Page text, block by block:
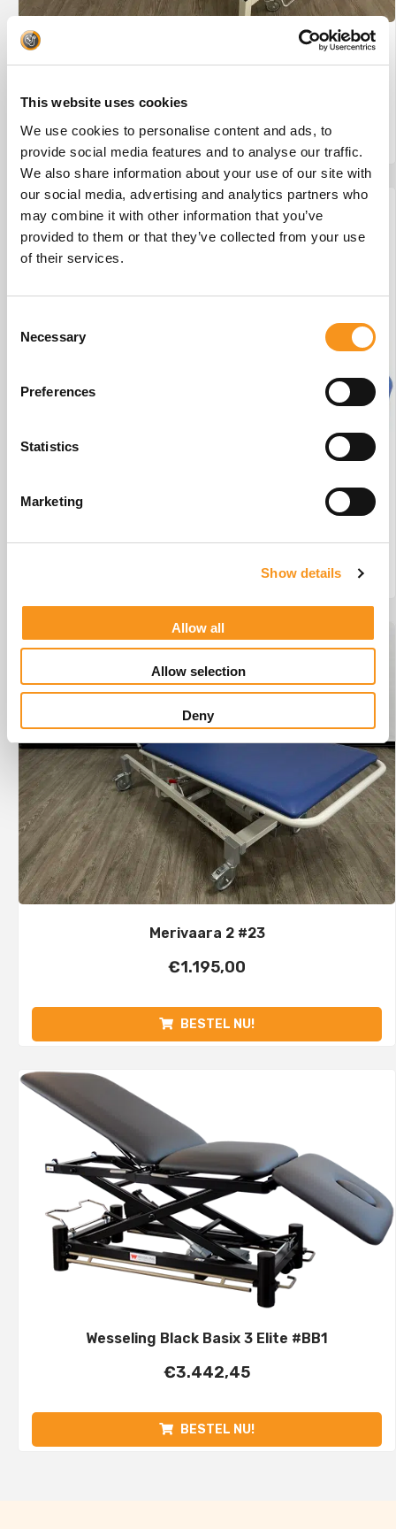
This website uses cookies
We use cookies to personalise content and ads, to
provide social media features and to analyse our traffic.
We also share information about your use of our site with
our social media, advertising and analytics partners who
may combine it with other information that you’ve
provided to them or that they’ve collected from your use
of their services.
Selection
Necessary
Preferences
Statistics
Marketing
Show details
Allow all
Allow selection
Deny
Merivaara 2 #23
€1.195,00
BESTEL NU!
Wesseling Black Basix 3 Elite #BB1
€3.442,45
BESTEL NU!